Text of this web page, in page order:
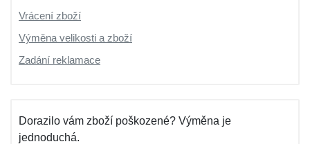
Vrácení zboží
Výměna velikosti a zboží
Zadání reklamace
Dorazilo vám zboží poškozené? Výměna je
jednoduchá.